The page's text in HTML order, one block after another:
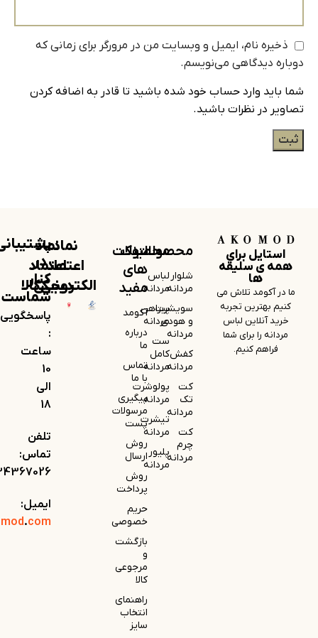
ذخیره نام، ایمیل و وبسایت من در مرورگر برای زمانی که
دوباره دیدگاهی می‌نویسم.
شما باید وارد حساب خود شده باشید تا قادر به اضافه کردن
تصاویر در نظرات باشید.
استایل برای
همه ی سلیقه
ها
ما در آکومد تلاش می
کنیم بهترین تجربه
خرید آنلاین لباس
مردانه را برای شما
فراهم کنیم.
محصولات
شلوار
مردانه
سویشرت
و هودی
مردانه
کفش
مردانه
کت
تک
مردانه
کت
چرم
مردانه
محصولات
لباس
مردانه
پیراهن
مردانه
ست
کامل
مردانه
پولوشرت
مردانه
تیشرت
مردانه
پلیور
مردانه
لینک
های
مفید
آکومد
درباره
ما
تماس
با ما
پیگیری
مرسولات
پست
روش
ارسال
روش
پرداخت
حریم
خصوصی
بازگشت
و
مرجوعی
کالا
راهنمای
انتخاب
سایز
نماد
اعتماد
الکترونیکی
نماد
اعتماد
دیجی‌کالا
در
کنار
شماست
پاسخگویی
:
ساعت
10
الی
18
تلفن
تماس:
ایمیل:
.com